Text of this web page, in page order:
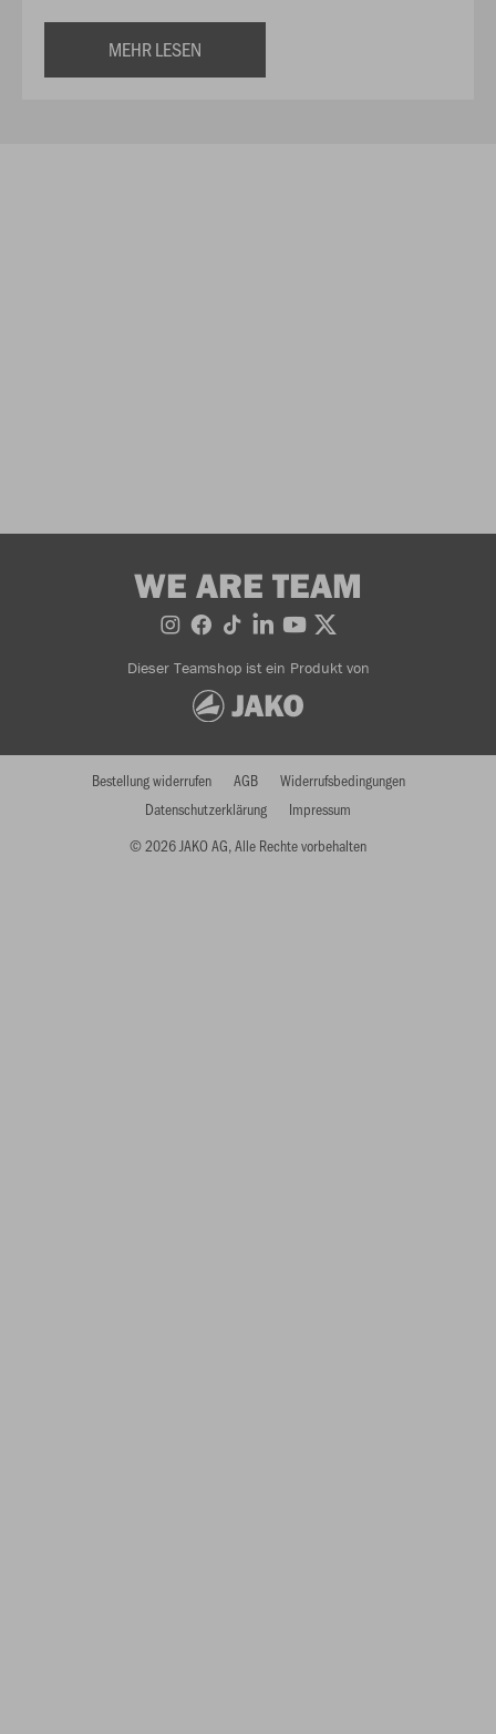
MEHR LESEN
WE ARE TEAM
Dieser Teamshop ist ein Produkt von
© 2026 JAKO AG, Alle Rechte vorbehalten
Bestellung widerrufen AGB
Widerrufsbedingungen
Datenschutzerklärung
Impressum